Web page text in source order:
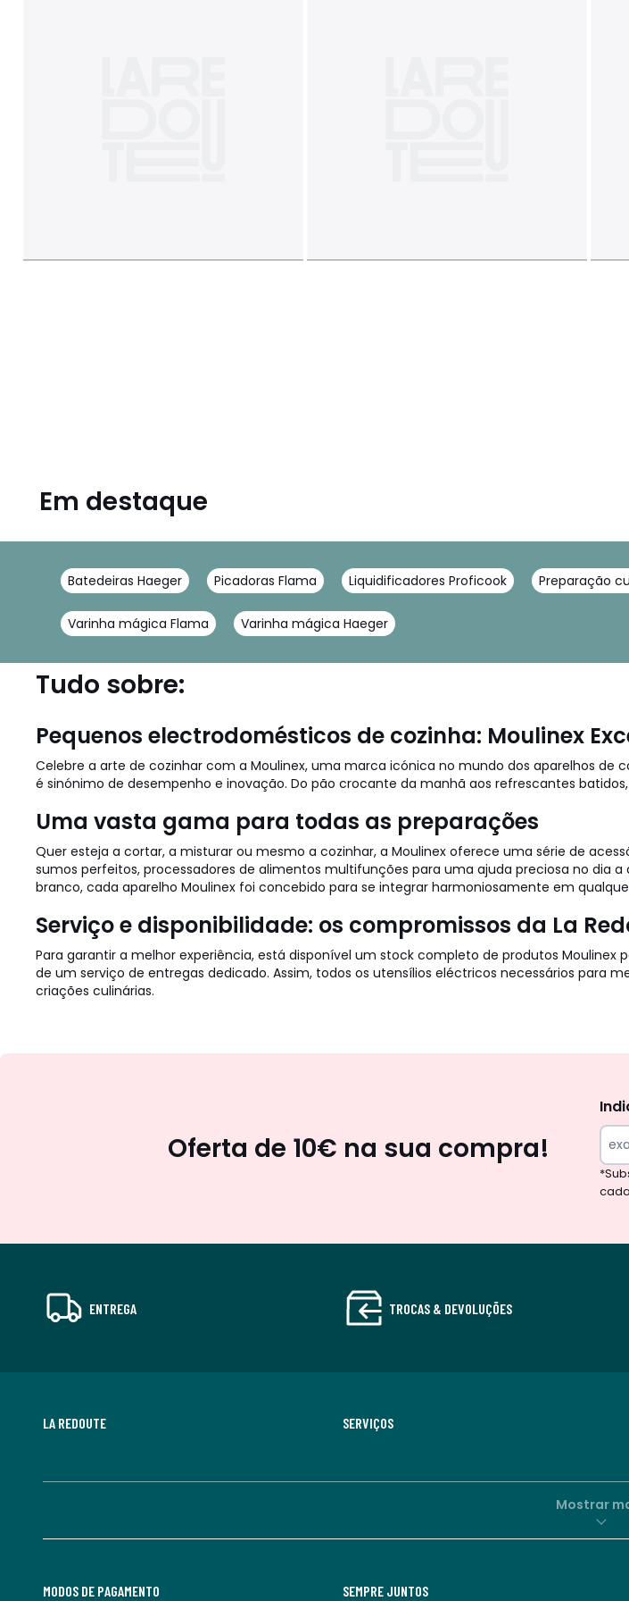
Em destaque
Batedeiras Haeger Picadoras Flama Liquidificadores Proficook Preparação
Varinha mágica Flama Varinha mágica Haeger
Tudo sobre:
Pequenos electrodomésticos de cozinha: Moulinex
Celebre a arte de cozinhar com a Moulinex, uma marca icónica no mundo dos aparelhos
é sinónimo de desempenho e inovação. Do pão crocante da manhã aos refrescantes
Uma vasta gama para todas as preparações
Quer esteja a cortar, a misturar ou mesmo a cozinhar, a Moulinex oferece uma série de
sumos perfeitos, processadores de alimentos multifunções para uma ajuda preciosa no dia
branco, cada aparelho Moulinex foi concebido para se integrar harmoniosamente em
Serviço e disponibilidade: os compromissos da La
Para garantir a melhor experiência, está disponível um stock completo de produtos
de um serviço de entregas dedicado. Assim, todos os utensílios eléctricos necessários para
criações culinárias.
Oferta de 10€ na sua compra!
ENTREGA TROCAS & DEVOLUÇÕES
LA REDOUTE SERVIÇOS
Mostrar
MODOS DE PAGAMENTO SEMPRE JUNTOS